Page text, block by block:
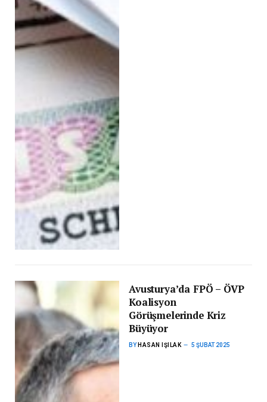
Avusturya’da FPÖ – ÖVP
Koalisyon
Görüşmelerinde Kriz
Büyüyor
BY HASAN IŞILAK 5 ŞUBAT 2025